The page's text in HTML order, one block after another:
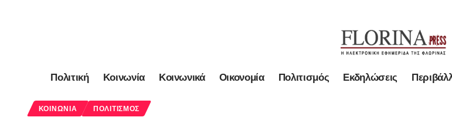
Πολιτική Κοινωνία Κοινωνικά Οικονομία Πολιτισμός Εκδηλώσεις
ΚΟΙΝΩΝΊΑ ΠΟΛΙΤΙΣΜΌΣ